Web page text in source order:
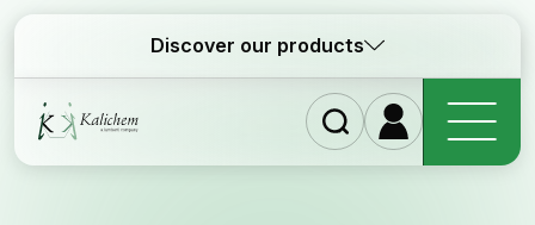
Discover our products